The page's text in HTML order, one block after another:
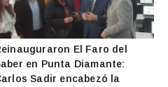
El Faro del
en Punta Diamante:
Sadir encabezó la